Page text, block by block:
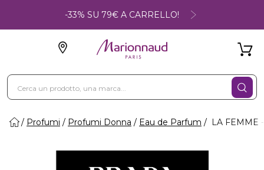
-33% SU 79€ A CARRELLO!
Profumi Profumi Donna Eau de Parfum LA FEMME